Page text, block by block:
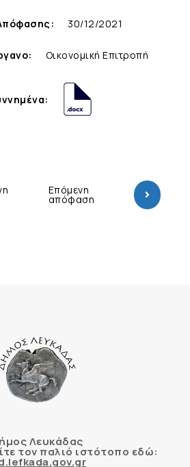
30/12/2021
Οικονομική Επιτροπή
Επόμενη
απόφαση
Λευκάδας
τον παλιό ιστότοπο εδώ: